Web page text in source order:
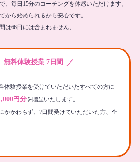
、毎日15分のコーチングを体感いただけます。
から始められるから安心です。
は66日には含まれません。
無料体験授業 7日間 ／
体験授業を受けていただいたすべての方に
円分を贈呈いたします。
かかわらず、7日間受けていただいた方、全